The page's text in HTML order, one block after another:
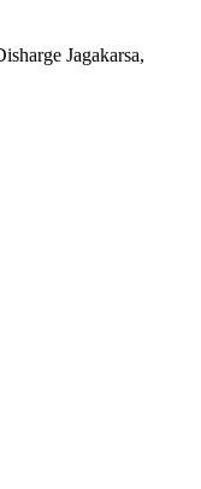
Jagakarsa,